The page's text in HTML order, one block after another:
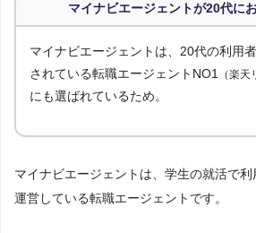
マイナビエージェントが20代に
マイナビエージェントは、20代の利用
されている転職エージェントNO1 （楽
にも選ばれているため。
マイナビエージェントは、学生の就活で
運営している転職エージェントです。